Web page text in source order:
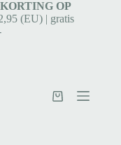
OP
(EU) | gratis